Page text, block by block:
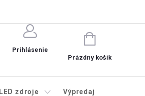
Prihlásenie
NÁKUPNÝ
KOŠÍK
Prázdny košík
LED zdroje Výpredaj